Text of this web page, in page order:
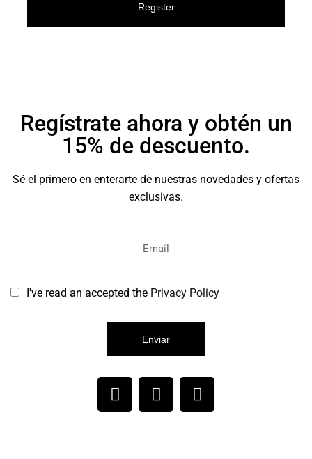
Register
Regístrate ahora y obtén un
15% de descuento.
Sé el primero en enterarte de nuestras novedades y ofertas
exclusivas.
I've read an accepted the Privacy Policy
Enviar